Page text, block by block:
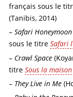
français sous le
(Tanibis, 2014)
Safari Honeymoon
sous le titreSafari
Crawl Space
titreSous la maison
They Live in Me